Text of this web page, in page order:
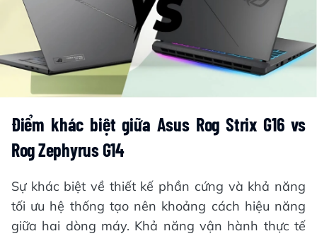
Điểm khác biệt giữa Asus Rog Strix G16 vs
Rog Zephyrus G14
Sự khác biệt về thiết kế phần cứng và khả năng
tối ưu hệ thống tạo nên khoảng cách hiệu năng
giữa hai dòng máy. Khả năng vận hành thực tế